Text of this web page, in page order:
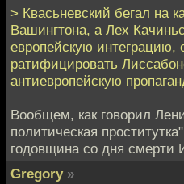
> Квасьневский бегал на
Вашингтона, а Лех
европейскую интеграцию,
ратифицировать
антиевропейскую
Вообщем, как говорил
политическая
годовщина со дня смерти
Gregory »